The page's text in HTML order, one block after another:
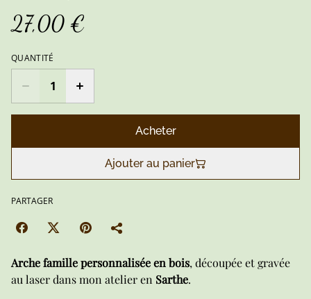
27,00 €
QUANTITÉ
Acheter
Ajouter au panier
PARTAGER
Arche famille personnalisée en bois, découpée et gravée
au laser dans mon atelier en Sarthe.